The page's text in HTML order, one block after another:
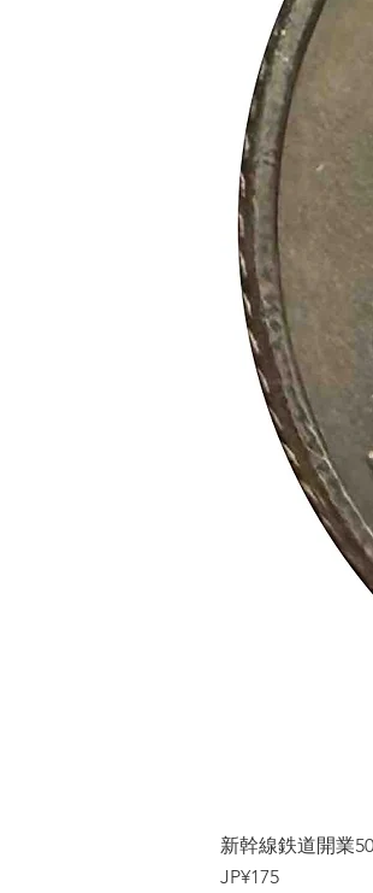
新幹線鉄道開業
가격
JP¥175